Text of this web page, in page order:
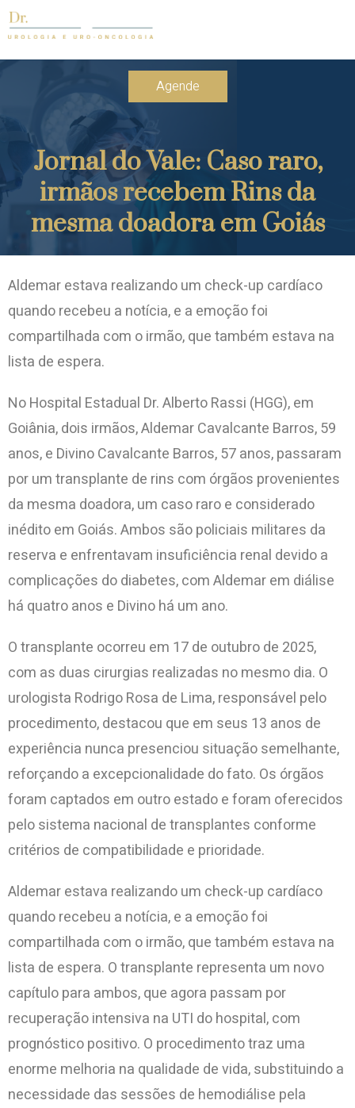
Agende
Jornal do Vale: Caso raro,
irmãos recebem Rins da
mesma doadora em Goiás
Aldemar estava realizando um check-up cardíaco
quando recebeu a notícia, e a emoção foi
compartilhada com o irmão, que também estava na
lista de espera.
No Hospital Estadual Dr. Alberto Rassi (HGG), em
Goiânia, dois irmãos, Aldemar Cavalcante Barros, 59
anos, e Divino Cavalcante Barros, 57 anos, passaram
por um transplante de rins com órgãos provenientes
da mesma doadora, um caso raro e considerado
inédito em Goiás. Ambos são policiais militares da
reserva e enfrentavam insuficiência renal devido a
complicações do diabetes, com Aldemar em diálise
há quatro anos e Divino há um ano.
O transplante ocorreu em 17 de outubro de 2025,
com as duas cirurgias realizadas no mesmo dia. O
urologista Rodrigo Rosa de Lima, responsável pelo
procedimento, destacou que em seus 13 anos de
experiência nunca presenciou situação semelhante,
reforçando a excepcionalidade do fato. Os órgãos
foram captados em outro estado e foram oferecidos
pelo sistema nacional de transplantes conforme
critérios de compatibilidade e prioridade.
Aldemar estava realizando um check-up cardíaco
quando recebeu a notícia, e a emoção foi
compartilhada com o irmão, que também estava na
lista de espera. O transplante representa um novo
capítulo para ambos, que agora passam por
recuperação intensiva na UTI do hospital, com
prognóstico positivo. O procedimento traz uma
enorme melhoria na qualidade de vida, substituindo a
necessidade das sessões de hemodiálise pela